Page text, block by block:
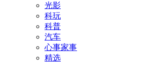
光影
科玩
科普
汽车
心事家事
精选